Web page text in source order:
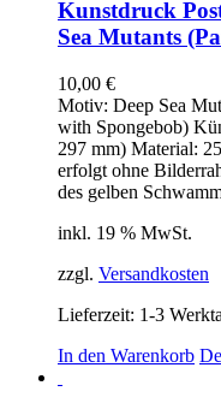
Kunstdruck
Sea Mutants
10,00 €
Motiv: Deep Sea
with Spongebob)
297 mm) Material:
erfolgt ohne
des gelben
inkl. 19 % MwSt.
zzgl. Versandkosten
Lieferzeit: 1-3
In den Warenkorb